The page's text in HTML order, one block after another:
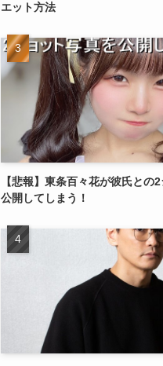
エット方法
【悲報】東条百々花が彼氏との
公開してしまう！